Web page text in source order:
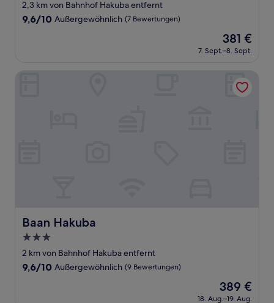
Sterne-
Unterkunft
2,3 km von Bahnhof Hakuba entfernt
9.6
Bewertungen)
9,6/10 Außergewöhnlich (7 Bewertungen)
Der
Preis
beträgt
381 €
7. Sept.–8. Sept.
Baan Hakuba
Baan Hakuba
3.0-
Sterne-
Unterkunft
2 km von Bahnhof Hakuba entfernt
9.6
9,6/10 Außergewöhnlich (9 Bewertungen)
Der
Preis
389 €
18. Aug.–19. Aug.